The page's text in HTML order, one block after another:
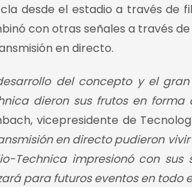
desde el estadio a través de
con otras señales a través
en directo.
del concepto y el
dieron sus frutos en
vicepresidente de
en directo pudieron vivir
Technica impresionó con
para futuros eventos en todo